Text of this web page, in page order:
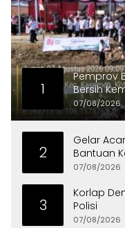
1
Pemprov
Bersih
07/08/2026
2
Gelar
Bantuan
07/08/2026
3
Korlap
Polisi
07/08/2026